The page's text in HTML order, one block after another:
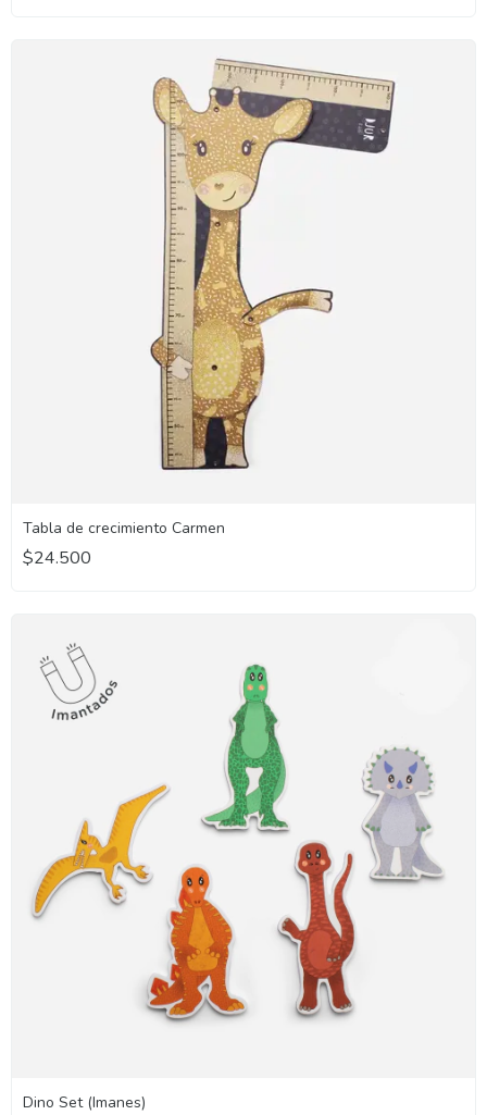
Tabla de crecimiento Carmen
$24.500
Dino Set (Imanes)